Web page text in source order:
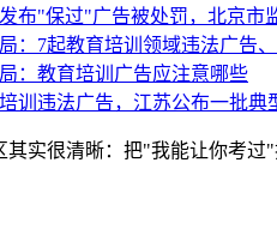
布"保过"广告被处罚，北京市
：7起教育培训领域违法广告
：教育培训广告应注意哪些
训违法广告，江苏公布一批典
实很清晰：把"我能让你考